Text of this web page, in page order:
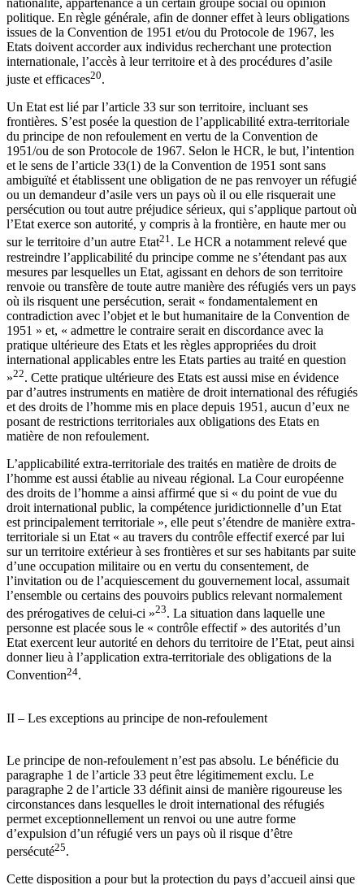
nationalité, appartenance à un certain groupe social ou opinion
politique. En règle générale, afin de donner effet à leurs obligations
issues de la Convention de 1951 et/ou du Protocole de 1967, les
Etats doivent accorder aux individus recherchant une protection
internationale, l’accès à leur territoire et à des procédures d’asile
juste et efficaces20.
Un Etat est lié par l’article 33 sur son territoire, incluant ses
frontières. S’est posée la question de l’applicabilité extra-territoriale
du principe de non refoulement en vertu de la Convention de
1951/ou de son Protocole de 1967. Selon le HCR, le but, l’intention
et le sens de l’article 33(1) de la Convention de 1951 sont sans
ambiguïté et établissent une obligation de ne pas renvoyer un réfugié
ou un demandeur d’asile vers un pays où il ou elle risquerait une
persécution ou tout autre préjudice sérieux, qui s’applique partout où
l’Etat exerce son autorité, y compris à la frontière, en haute mer ou
sur le territoire d’un autre Etat21 . Le HCR a notamment relevé que
restreindre l’applicabilité du principe comme ne s’étendant pas aux
mesures par lesquelles un Etat, agissant en dehors de son territoire
renvoie ou transfère de toute autre manière des réfugiés vers un pays
où ils risquent une persécution, serait « fondamentalement en
contradiction avec l’objet et le but humanitaire de la Convention de
1951 » et, « admettre le contraire serait en discordance avec la
pratique ultérieure des Etats et les règles appropriées du droit
international applicables entre les Etats parties au traité en question
»22. Cette pratique ultérieure des Etats est aussi mise en évidence
par d’autres instruments en matière de droit international des réfugiés
et des droits de l’homme mis en place depuis 1951, aucun d’eux ne
posant de restrictions territoriales aux obligations des Etats en
matière de non refoulement.
L’applicabilité extra-territoriale des traités en matière de droits de
l’homme est aussi établie au niveau régional. La Cour européenne
des droits de l’homme a ainsi affirmé que si « du point de vue du
droit international public, la compétence juridictionnelle d’un Etat
est principalement territoriale », elle peut s’étendre de manière extra-
territoriale si un Etat « au travers du contrôle effectif exercé par lui
sur un territoire extérieur à ses frontières et sur ses habitants par suite
d’une occupation militaire ou en vertu du consentement, de
l’invitation ou de l’acquiescement du gouvernement local, assumait
l’ensemble ou certains des pouvoirs publics relevant normalement
des prérogatives de celui-ci »23. La situation dans laquelle une
personne est placée sous le « contrôle effectif » des autorités d’un
Etat exercent leur autorité en dehors du territoire de l’Etat, peut ainsi
donner lieu à l’application extra-territoriale des obligations de la
Convention24.
II – Les exceptions au principe de non-refoulement
Le principe de non-refoulement n’est pas absolu. Le bénéficie du
paragraphe 1 de l’article 33 peut être légitimement exclu. Le
paragraphe 2 de l’article 33 définit ainsi de manière rigoureuse les
circonstances dans lesquelles le droit international des réfugiés
permet exceptionnellement un renvoi ou une autre forme
d’expulsion d’un réfugié vers un pays où il risque d’être
persécuté25.
Cette disposition a pour but la protection du pays d’accueil ainsi que